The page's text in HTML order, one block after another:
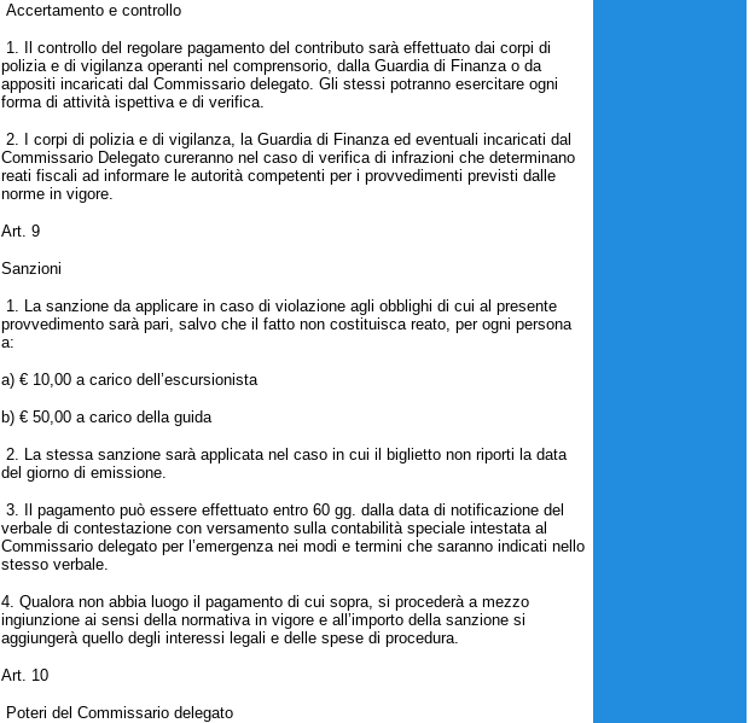
Accertamento e controllo
1. Il controllo del regolare pagamento del contributo sarà effettuato dai corpi di
polizia e di vigilanza operanti nel comprensorio, dalla Guardia di Finanza o da
appositi incaricati dal Commissario delegato. Gli stessi potranno esercitare ogni
forma di attività ispettiva e di verifica.
2. I corpi di polizia e di vigilanza, la Guardia di Finanza ed eventuali incaricati dal
Commissario Delegato cureranno nel caso di verifica di infrazioni che determinano
reati fiscali ad informare le autorità competenti per i provvedimenti previsti dalle
norme in vigore.
Art. 9
Sanzioni
1. La sanzione da applicare in caso di violazione agli obblighi di cui al presente
provvedimento sarà pari, salvo che il fatto non costituisca reato, per ogni persona
a:
a) € 10,00 a carico dell’escursionista
b) € 50,00 a carico della guida
2. La stessa sanzione sarà applicata nel caso in cui il biglietto non riporti la data
del giorno di emissione.
3. Il pagamento può essere effettuato entro 60 gg. dalla data di notificazione del
verbale di contestazione con versamento sulla contabilità speciale intestata al
Commissario delegato per l’emergenza nei modi e termini che saranno indicati nello
stesso verbale.
4. Qualora non abbia luogo il pagamento di cui sopra, si procederà a mezzo
ingiunzione ai sensi della normativa in vigore e all’importo della sanzione si
aggiungerà quello degli interessi legali e delle spese di procedura.
Art. 10
Poteri del Commissario delegato